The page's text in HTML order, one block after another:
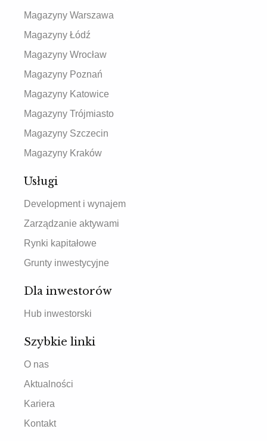
Magazyny Warszawa
Magazyny Łódź
Magazyny Wrocław
Magazyny Poznań
Magazyny Katowice
Magazyny Trójmiasto
Magazyny Szczecin
Magazyny Kraków
Usługi
Development i wynajem
Zarządzanie aktywami
Rynki kapitałowe
Grunty inwestycyjne
Dla inwestorów
Hub inwestorski
Szybkie linki
O nas
Aktualności
Kariera
Kontakt